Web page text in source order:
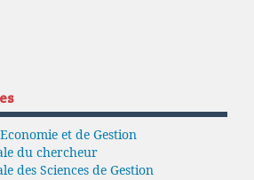
et de Gestion
du chercheur
des Sciences de Gestion